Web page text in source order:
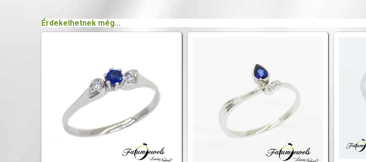
Érdekelhetnek még…